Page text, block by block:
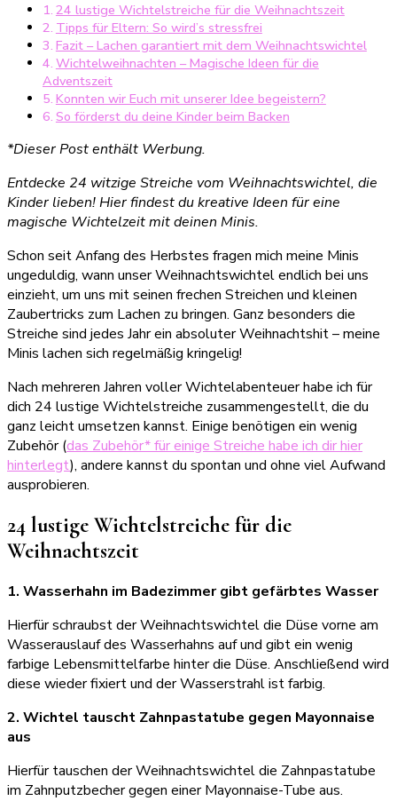
vom
Wichtel
24 lustige Wichtelstreiche für die Weihnachtszeit
Tipps für Eltern: So wird’s stressfrei
Fazit – Lachen garantiert mit dem Weihnachtswichtel
Wichtelweihnachten – Magische Ideen für die
Adventszeit
Konnten wir Euch mit unserer Idee begeistern?
So förderst du deine Kinder beim Backen
*Dieser Post enthält Werbung.
Entdecke 24 witzige Streiche vom Weihnachtswichtel, die
Kinder lieben! Hier findest du kreative Ideen für eine
magische Wichtelzeit mit deinen Minis.
Schon seit Anfang des Herbstes fragen mich meine Minis
ungeduldig, wann unser Weihnachtswichtel endlich bei uns
einzieht, um uns mit seinen frechen Streichen und kleinen
Zaubertricks zum Lachen zu bringen. Ganz besonders die
Streiche sind jedes Jahr ein absoluter Weihnachtshit – meine
Minis lachen sich regelmäßig kringelig!
Nach mehreren Jahren voller Wichtelabenteuer habe ich für
dich 24 lustige Wichtelstreiche zusammengestellt, die du
ganz leicht umsetzen kannst. Einige benötigen ein wenig
Zubehör (das Zubehör* für einige Streiche habe ich dir hier
hinterlegt), andere kannst du spontan und ohne viel Aufwand
ausprobieren.
24 lustige Wichtelstreiche für die
Weihnachtszeit
1. Wasserhahn im Badezimmer gibt gefärbtes Wasser
Hierfür schraubst der Weihnachtswichtel die Düse vorne am
Wasserauslauf des Wasserhahns auf und gibt ein wenig
farbige Lebensmittelfarbe hinter die Düse. Anschließend wird
diese wieder fixiert und der Wasserstrahl ist farbig.
2. Wichtel tauscht Zahnpastatube gegen Mayonnaise
aus
Hierfür tauschen der Weihnachtswichtel die Zahnpastatube
im Zahnputzbecher gegen einer Mayonnaise-Tube aus.